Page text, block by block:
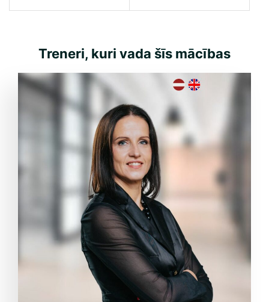
Treneri, kuri vada šīs mācības